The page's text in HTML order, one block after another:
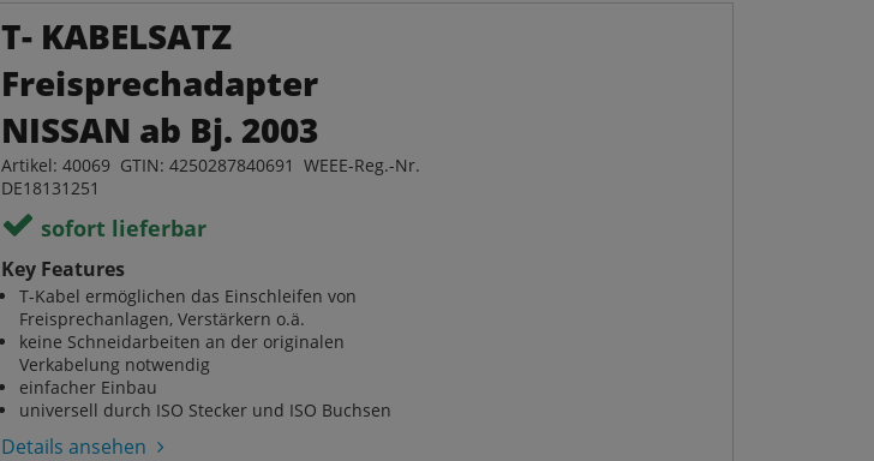
T- KABELSATZ
Freisprechadapter
NISSAN ab Bj. 2003
Artikel: 40069 GTIN: 4250287840691 WEEE-Reg.-Nr.
DE18131251
sofort lieferbar
Key Features
T-Kabel ermöglichen das Einschleifen von
Freisprechanlagen, Verstärkern o.ä.
keine Schneidarbeiten an der originalen
Verkabelung notwendig
einfacher Einbau
universell durch ISO Stecker und ISO Buchsen
Details ansehen